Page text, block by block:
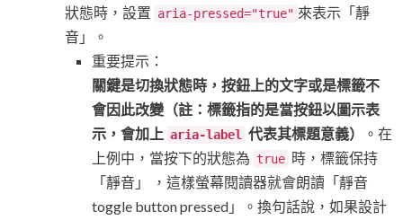
狀態時，設置 aria-pressed="true" 來表示「靜
音」。
重要提示：
關鍵是切換狀態時，按鈕上的文字或是標籤不
會因此改變（註：標籤指的是當按鈕以圖示表
示，會加上 aria-label 代表其標題意義）
。在
上例中，當按下的狀態為 true 時，標籤保持
「靜音」 ，這樣螢幕閱讀器就會朗讀「靜音
toggle button pressed」。換句話說，如果設計